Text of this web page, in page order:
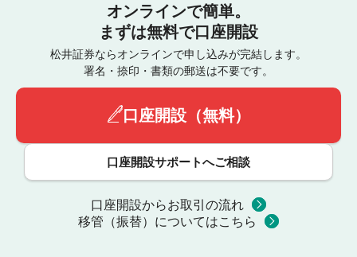
オンラインで簡単。
まずは無料で口座開設
松井証券ならオンラインで申し込みが完結します。
署名・捺印・書類の郵送は不要です。
口座開設（無料）
口座開設サポートへご相談
口座開設からお取引の流れ
移管（振替）についてはこちら